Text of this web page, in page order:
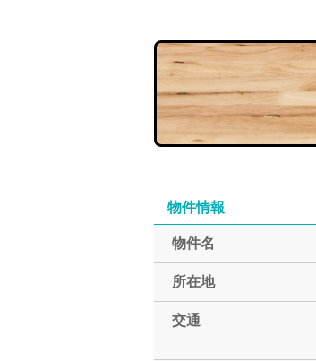
物件情報
物件名
所在地
交通